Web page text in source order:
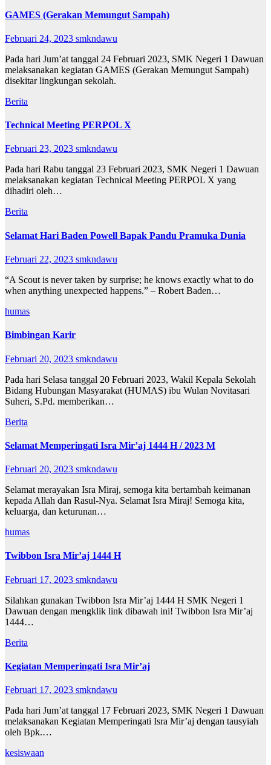
GAMES (Gerakan Memungut Sampah)
Februari 24, 2023 smkndawu
Pada hari Jum’at tanggal 24 Februari 2023, SMK Negeri 1 Dawuan
melaksanakan kegiatan GAMES (Gerakan Memungut Sampah)
disekitar lingkungan sekolah.
Berita
Technical Meeting PERPOL X
Februari 23, 2023 smkndawu
Pada hari Rabu tanggal 23 Februari 2023, SMK Negeri 1 Dawuan
melaksanakan kegiatan Technical Meeting PERPOL X yang
dihadiri oleh…
Berita
Selamat Hari Baden Powell Bapak Pandu Pramuka Dunia
Februari 22, 2023 smkndawu
“A Scout is never taken by surprise; he knows exactly what to do
when anything unexpected happens.” – Robert Baden…
humas
Bimbingan Karir
Februari 20, 2023 smkndawu
Pada hari Selasa tanggal 20 Februari 2023, Wakil Kepala Sekolah
Bidang Hubungan Masyarakat (HUMAS) ibu Wulan Novitasari
Suheri, S.Pd. memberikan…
Berita
Selamat Memperingati Isra Mir’aj 1444 H / 2023 M
Februari 20, 2023 smkndawu
Selamat merayakan Isra Miraj, semoga kita bertambah keimanan
kepada Allah dan Rasul-Nya. Selamat Isra Miraj! Semoga kita,
keluarga, dan keturunan…
humas
Twibbon Isra Mir’aj 1444 H
Februari 17, 2023 smkndawu
Silahkan gunakan Twibbon Isra Mir’aj 1444 H SMK Negeri 1
Dawuan dengan mengklik link dibawah ini! Twibbon Isra Mir’aj
1444…
Berita
Kegiatan Memperingati Isra Mir’aj
Februari 17, 2023 smkndawu
Pada hari Jum’at tanggal 17 Februari 2023, SMK Negeri 1 Dawuan
melaksanakan Kegiatan Memperingati Isra Mir’aj dengan tausyiah
oleh Bpk.…
kesiswaan